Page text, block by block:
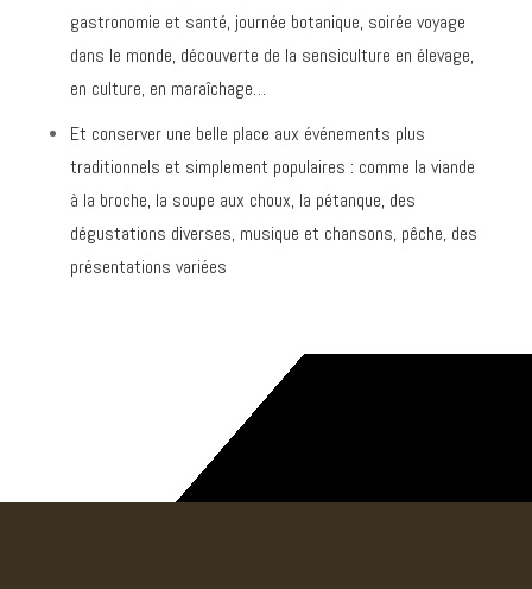
gastronomie et santé, journée botanique, soirée voyage
dans le monde, découverte de la sensiculture en élevage,
en culture, en maraîchage…
Et conserver une belle place aux événements plus
traditionnels et simplement populaires : comme la viande
à la broche, la soupe aux choux, la pétanque, des
dégustations diverses, musique et chansons, pêche, des
présentations variées